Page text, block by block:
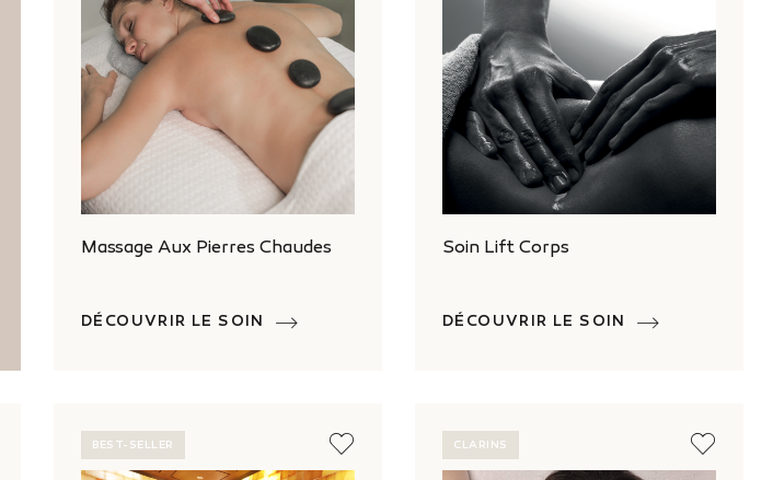
Massage Aux Pierres Chaudes
DÉCOUVRIR LE SOIN
Soin Lift Corps
DÉCOUVRIR LE SOIN
BEST-SELLER CLARINS